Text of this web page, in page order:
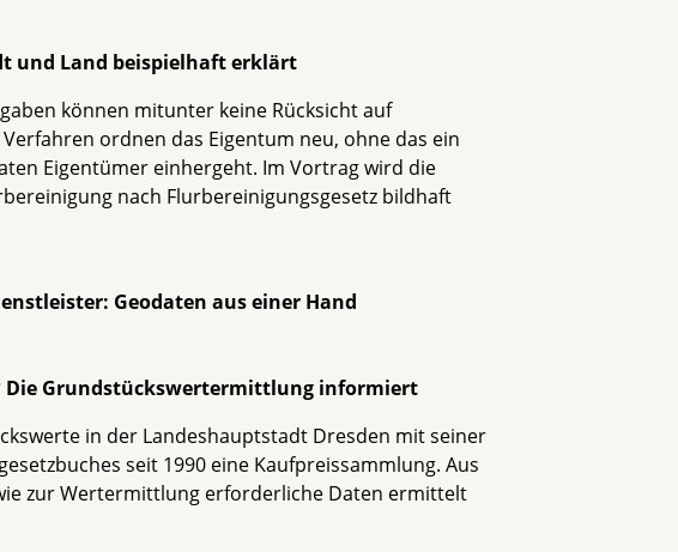
und Land beispielhaft erklärt
können mitunter keine Rücksicht auf
ordnen das Eigentum neu, ohne das ein
Eigentümer einhergeht. Im Vortrag wird die
nach Flurbereinigungsgesetz bildhaft
Geodaten aus einer Hand
Die Grundstückswertermittlung informiert
in der Landeshauptstadt Dresden mit seiner
seit 1990 eine Kaufpreissammlung. Aus
zur Wertermittlung erforderliche Daten ermittelt